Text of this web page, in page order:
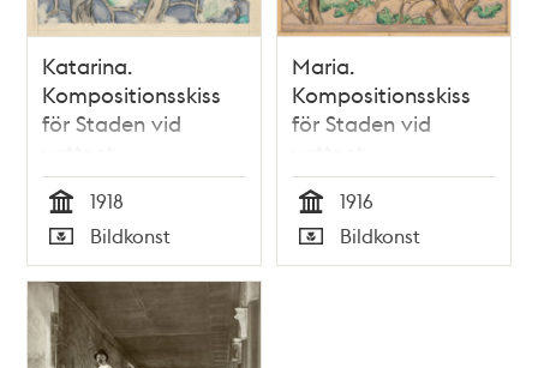
Katarina.
Kompositionsskiss
för Staden vid
väggmålning i
Stockholm stadshus
Tid
1918
Typ
Bildkonst
Maria.
Kompositionsskiss
för Staden vid
väggmålning i
Stockholm stadshus
Tid
1916
Typ
Bildkonst